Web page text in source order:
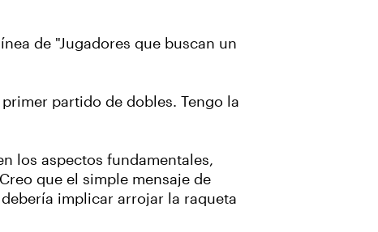
de "Jugadores que buscan un
partido de dobles. Tengo la
los aspectos fundamentales,
que el simple mensaje de
implicar arrojar la raqueta